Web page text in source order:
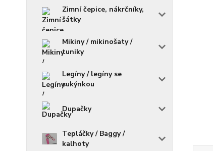
Zimní čepice, nákrčníky,
šátky
Mikiny / mikinošaty /
tuniky
Legíny / legíny se
sukýnkou
Dupačky
Tepláčky / Baggy /
kalhoty